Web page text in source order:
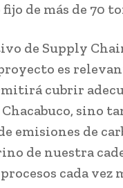
de más de 70
de Supply
es
cubrir
sino
emisiones de
de nuestra
cada vez